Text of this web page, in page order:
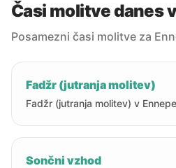
Časi molitve danes
Posamezni časi molitve za
Fadžr (jutranja molitev)
Fadžr (jutranja molitev) v
Sončni vzhod